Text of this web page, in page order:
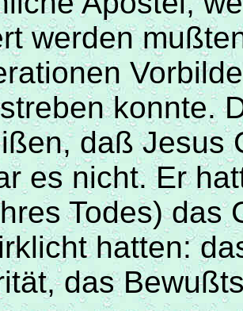
werden
konnte.
daßJesus
es nicht. Er
Todes) das
hatten:
das